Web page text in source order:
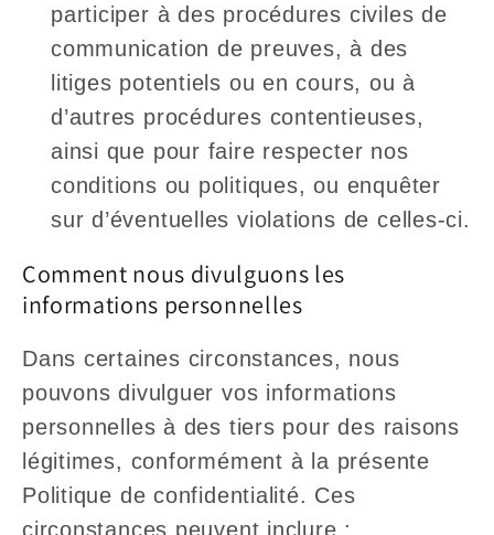
participer à des procédures civiles de
communication de preuves, à des
litiges potentiels ou en cours, ou à
d’autres procédures contentieuses,
ainsi que pour faire respecter nos
conditions ou politiques, ou enquêter
sur d’éventuelles violations de celles-ci.
Comment nous divulguons les
informations personnelles
Dans certaines circonstances, nous
pouvons divulguer vos informations
personnelles à des tiers pour des raisons
légitimes, conformément à la présente
Politique de confidentialité. Ces
circonstances peuvent inclure :